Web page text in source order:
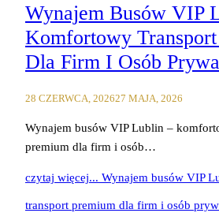
Wynajem Busów VIP
Komfortowy
Dla Firm I Osób
28 CZERWCA, 202627 MAJA, 2026
Wynajem busów VIP Lublin –
premium dla firm i osób…
czytaj więcej... Wynajem busów VIP
transport premium dla firm i osób